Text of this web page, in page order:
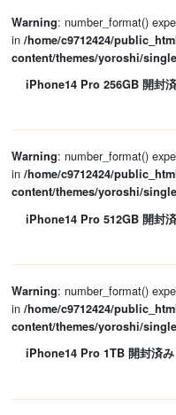
Warning: number_format()
in /home/c9712424/
content/themes/yoroshi/
iPhone14 Pro 256GB 開封
Warning: number_format()
in /home/c9712424/
content/themes/yoroshi/
iPhone14 Pro 512GB 開封
Warning: number_format()
in /home/c9712424/
content/themes/yoroshi/
iPhone14 Pro 1TB 開封済み